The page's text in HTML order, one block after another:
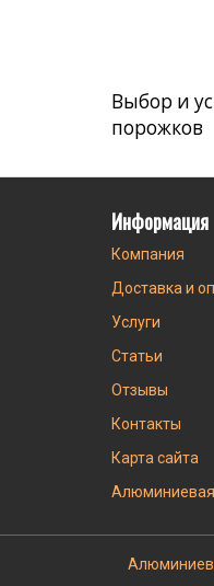
Выбор и
порожков
Информация
Компания
Доставка и
Услуги
Статьи
Отзывы
Контакты
Карта сайта